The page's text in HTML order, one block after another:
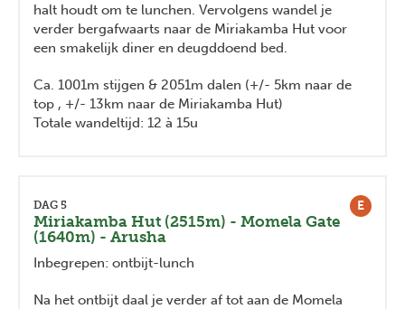
halt houdt om te lunchen. Vervolgens wandel je
verder bergafwaarts naar de Miriakamba Hut voor
een smakelijk diner en deugddoend bed.
Ca. 1001m stijgen & 2051m dalen (+/- 5km naar de
top , +/- 13km naar de Miriakamba Hut)
Totale wandeltijd: 12 à 15u
E
DAG 5
Miriakamba Hut (2515m) - Momela Gate
(1640m) - Arusha
Inbegrepen: ontbijt-lunch
Na het ontbijt daal je verder af tot aan de Momela